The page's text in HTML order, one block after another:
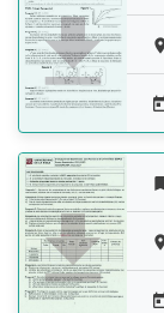

